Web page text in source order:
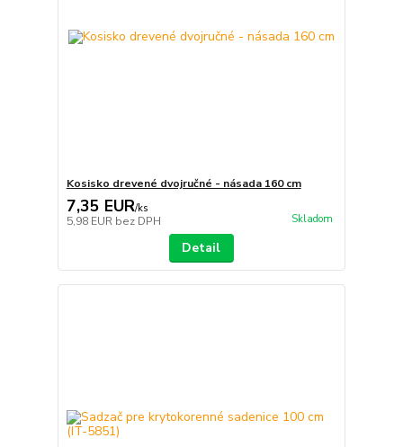
Kosisko drevené dvojručné - násada 160 cm
7,35 EUR/ks
5,98 EUR bez DPH Skladom
Detail